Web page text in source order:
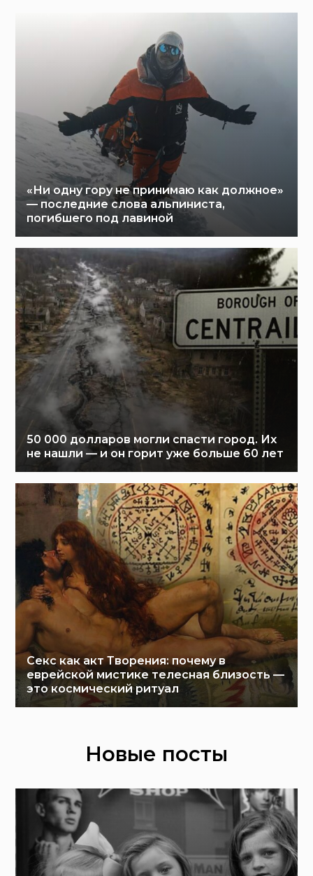
«Ни одну гору не принимаю как должное»
— последние слова альпиниста,
погибшего под лавиной
50 000 долларов могли спасти город. Их
не нашли — и он горит уже больше 60 лет
Секс как акт Творения: почему в
еврейской мистике телесная близость —
это космический ритуал
Новые посты